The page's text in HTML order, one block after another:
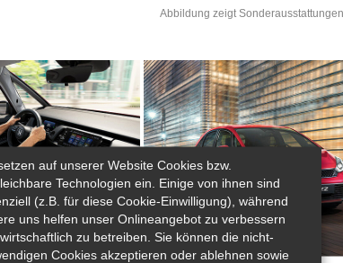
Abbildung zeigt
auf unserer Website Cookies bzw.
Technologien ein. Einige von ihnen sind
(z.B. für diese Cookie-Einwilligung), während
uns helfen unser Onlineangebot zu verbessern
zu betreiben. Sie können die nicht-
Cookies akzeptieren oder ablehnen sowie